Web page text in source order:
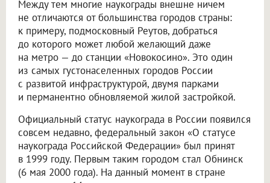
Между тем многие наукограды внешне ничем
не отличаются от большинства городов страны:
к примеру, подмосковный Реутов, добраться
до которого может любой желающий даже
на метро — до станции «Новокосино». Это один
из самых густонаселенных городов России
с развитой инфраструктурой, двумя парками
и перманентно обновляемой жилой застройкой.
Официальный статус наукограда в России появился
совсем недавно, федеральный закон «О статусе
наукограда Российской Федерации» был принят
в 1999 году. Первым таким городом стал Обнинск
(6 мая 2000 года). На данный момент в стране